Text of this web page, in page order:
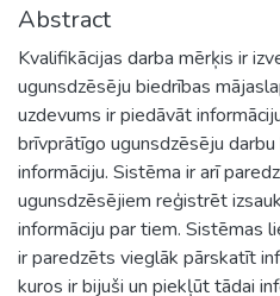
Abstract
Kvalifikācijas darba mērķis ir
ugunsdzēsēju biedrības
uzdevums ir piedāvāt
brīvprātīgo ugunsdzēsēju
informāciju. Sistēma ir arī
ugunsdzēsējiem reģistrēt
informāciju par tiem. Sistēmas
ir paredzēts vieglāk pārskatīt
kuros ir bijuši un piekļūt tādai